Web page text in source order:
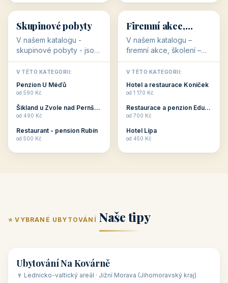
👥 32 objektů
Skupinové pobyty
V našem katalogu -
skupinové pobyty - jsou
pro Vás připraveny
objekty, které nabízí
ubytování skupin v
penzionech, hotelích a
Budete překva...
V TÉTO KATEGORII:
Penzion U Méďů
od 590 Kč
Šikland u Zvole nad Pernštejnem
od 490 Kč
Restaurant - pension Rubín
od 500 Kč
💼 31 objektů
Firemní akce,
školení
V našem katalogu –
firemní akce, školení –
jsou pro Vás připraveny
objekty, které mají
zkušenosti pořádat i
menší firemní akce a
ob...
V TÉTO KATEGORII:
Hotel a restaurace Koníček
od 1 170 Kč
Restaurace a penzion Eduard
od 700 Kč
Hotel Lípa
od 450 Kč
⭐ VYBRANÉ UBYTOVÁNÍ Naše tipy
🏡 penzion
Ubytování Na Kovárně
🍷 Lednicko-valtický areál · Jižní Morava (Jihomoravský kraj)